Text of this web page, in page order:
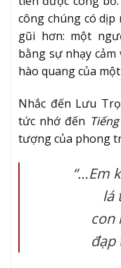
công chúng có
gũi hơn: một
bằng sự nhạy
hào quang của
Nhắc đến Lưu
tức nhớ đến
tượng của phong
“…Em
lá
con
đạp